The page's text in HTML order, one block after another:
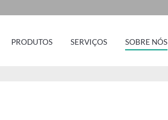
PRODUTOS SERVIÇOS SOBRE NÓS